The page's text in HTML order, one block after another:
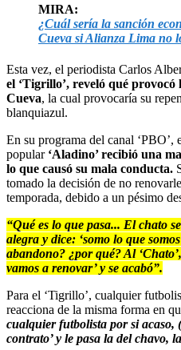
MIRA:
¿Cuál sería la sanción
Cueva si Alianza Lima no
Esta vez, el periodista Carlos
el ‘Tigrillo’, reveló qué
Cueva, la cual provocaría su
blanquiazul.
En su programa del canal ‘PBO’,
popular ‘Aladino’ recibió una
lo que causó su mala conducta.
tomado la decisión de no
temporada, debido a un pésimo
“Qué es lo que pasa... El chato
alegra y dice: ‘somo lo que
abandono? ¿por qué? Al
vamos a renovar’ y se acabó”.
Para el ‘Tigrillo’, cualquier
reacciona de la misma forma en
cualquier futbolista por si acaso,
contrato’ y le pasa la del chavo,